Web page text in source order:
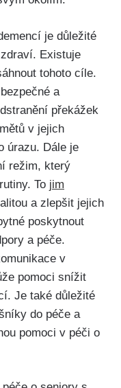
je důležité
Existuje
tohoto cíle.
a
překážek
v jejich
úrazu. Dále je
režim, který
To jim
a zlepšit jejich
poskytnout
a péče.
v
pomoci snížit
Je také důležité
do péče a
pomoci v péči o